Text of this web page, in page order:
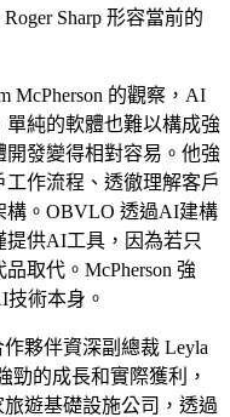
Sharp 形容當前的
McPherson 的觀察，AI
純的軟體也難以構成強
發變得相對容易。他強
作流程、透徹理解客戶
構。OBVLO 透過AI建構
供AI工具，因為若只
取代。McPherson 強
術本身。
夥伴資深副總裁 Leyla
勁的成長和實際獲利，
遊基礎設施公司，透過